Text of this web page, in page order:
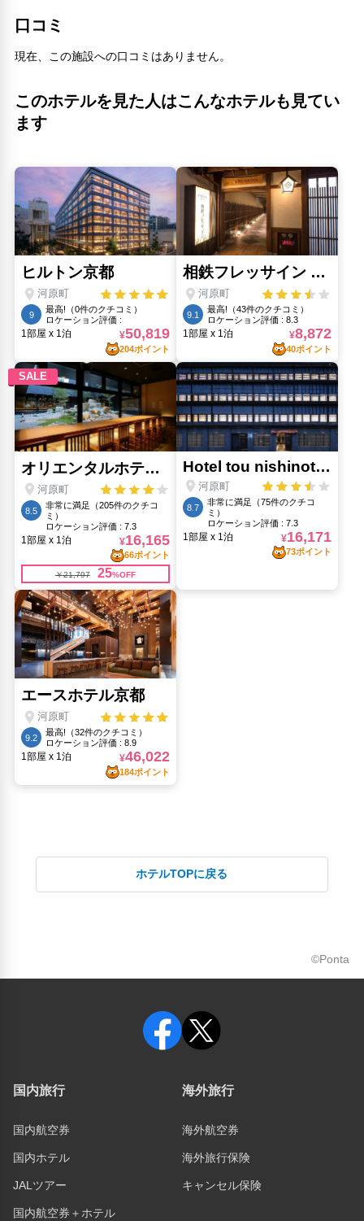
口コミ
現在、この施設への口コミはありません。
このホテルを見た人はこんなホテルも見てい
ます
ホテルTOPに戻る
©Ponta
国内旅行
国内航空券
国内ホテル
JALツアー
国内航空券＋ホテル
海外旅行
海外航空券
海外旅行保険
キャンセル保険